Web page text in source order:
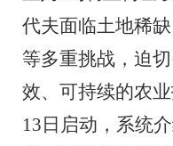
代夫面临土地稀
等多重挑战，迫
效、可持续的农
13 日启动，系统